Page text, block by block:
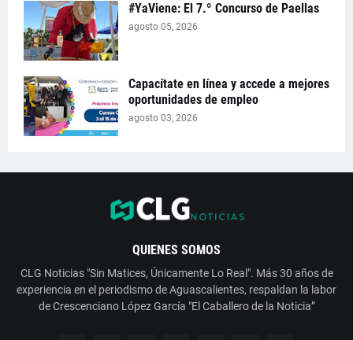
#YaViene: El 7.º Concurso de Paellas
agosto 05, 2026
Capacítate en línea y accede a mejores
oportunidades de empleo
agosto 03, 2026
QUIENES SOMOS
CLG Noticias "Sin Matices, Únicamente Lo Real". Más 30 años de
experiencia en el periodismo de Aguascalientes, respaldan la labor
de Crescenciano López García "El Caballero de la Noticia”